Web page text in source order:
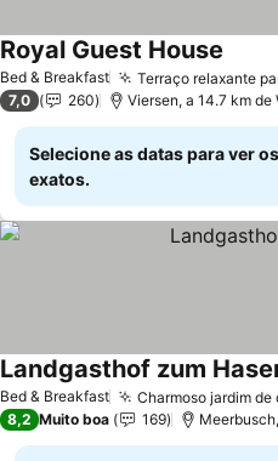
Bed & Breakfast Terraço relaxante
Royal Guest House
7,0 260 Viersen, a 14.7 km de
Selecione as datas para ver
exatos.
Bed & Breakfast Charmoso jardim de
Landgasthof zum
8,2 Muito boa 169